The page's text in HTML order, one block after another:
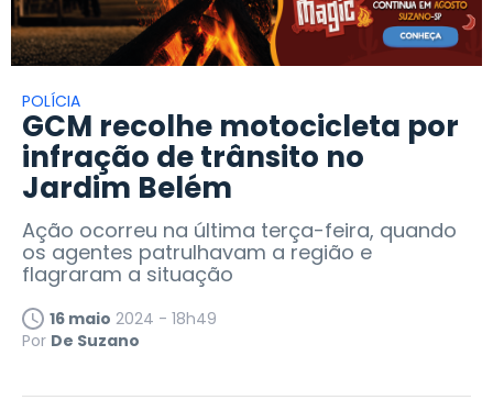
POLÍCIA
GCM recolhe motocicleta por
infração de trânsito no
Jardim Belém
Ação ocorreu na última terça-feira, quando
os agentes patrulhavam a região e
flagraram a situação
16 maio 2024 - 18h49
Por De Suzano